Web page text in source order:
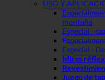
USO Y
montaña
Especial -
Especial -
Miras
Juego de